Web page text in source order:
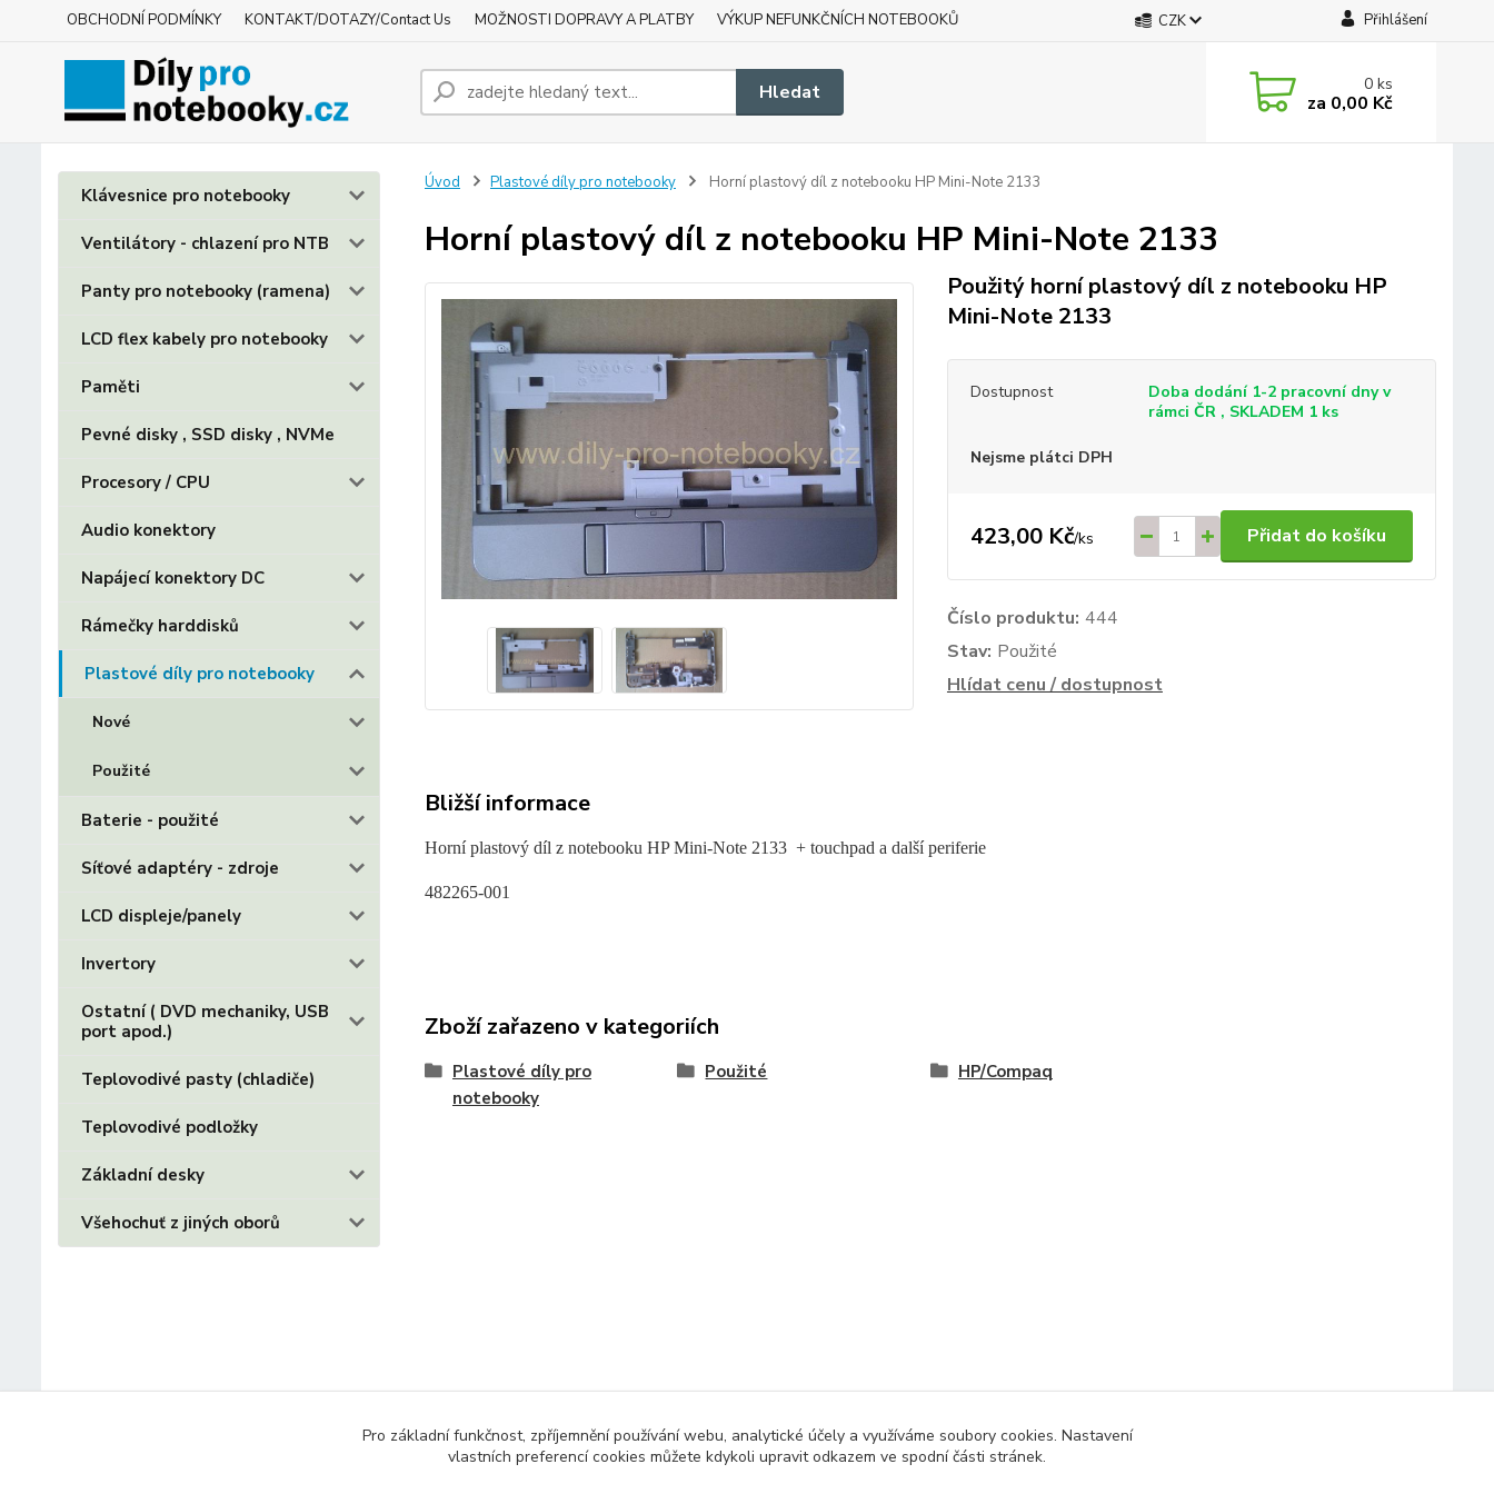
OBCHODNÍ PODMÍNKY KONTAKT/DOTAZY/Contact Us MOŽNOSTI DOPRAVY A PLATBY VÝKUP NEFUNKČNÍCH NOTEBOOKŮ CZK Přihlášení
Hledat 0ks
za 0,00 Kč
Klávesnice pro notebooky
Ventilátory - chlazení pro NTB
Panty pro notebooky (ramena)
LCD flex kabely pro notebooky
Paměti
Pevné disky , SSD disky , NVMe
Procesory / CPU
Audio konektory
Napájecí konektory DC
Rámečky harddisků
Plastové díly pro notebooky
Nové
Použité
Baterie - použité
Síťové adaptéry - zdroje
LCD displeje/panely
Invertory
Ostatní ( DVD mechaniky, USB
port apod.)
Teplovodivé pasty (chladiče)
Teplovodivé podložky
Základní desky
Všehochuť z jiných oborů
Úvod Plastové díly pro notebooky Horní plastový díl z notebooku HP Mini-Note 2133
Horní plastový díl z notebooku HP Mini-Note 2133
Použitý horní plastový díl z notebooku HP
Mini-Note 2133
Dostupnost
Doba dodání 1-2 pracovní dny v
rámci ČR , SKLADEM 1 ks
Nejsme plátci DPH
423,00 Kč/ks Přidat do košíku
Číslo produktu: 444
Stav: Použité
Hlídat cenu / dostupnost
Bližší informace
Horní plastový díl z notebooku HP Mini-Note 2133 + touchpad a další periferie
482265-001
Zboží zařazeno v kategoriích
Plastové díly pro
notebooky
Použité HP/Compaq
Pro základní funkčnost, zpříjemnění používání webu, analytické účely a využíváme soubory cookies. Nastavení
vlastních preferencí cookies můžete kdykoli upravit odkazem ve spodní části stránek.